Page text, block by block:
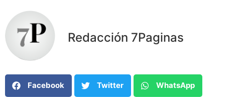
Redacción 7Paginas
Facebook Twitter WhatsApp